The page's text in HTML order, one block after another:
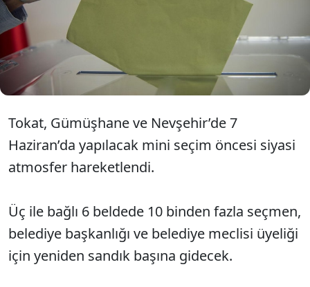
10 bini aşkın seçmen, 7 Haziran’da sandık başına
giderek yeniden oy kullanacak. Mini seçim olarak
değerlendirilen süreçte gözler beldelerdeki
yarışa çevrildi.
Tokat, Gümüşhane ve Nevşehir’de 7
Haziran’da yapılacak mini seçim öncesi siyasi
atmosfer hareketlendi.
Üç ile bağlı 6 beldede 10 binden fazla seçmen,
belediye başkanlığı ve belediye meclisi üyeliği
için yeniden sandık başına gidecek.